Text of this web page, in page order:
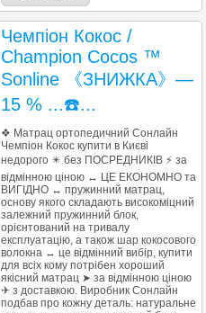
Чемпіон Кокос /
Champion Cocos ™
Sonline 《ЗНИЖКА》—
15 % ...☎️...
❖ Матрац ортопедичний Сонлайн
Чемпіон Кокос купити в Києві
недорого ✴️ без ПОСРЕДНИКІВ ⚡ за
відмінною ціною ↔ ЦЕ ЕКОНОМНО та
ВИГІДНО ↔ пружинний матрац,
основу якого складають високоміцний
залежний пружинний блок,
орієнтований на тривалу
експлуатацію, а також шар кокосового
волокна ↔ це відмінний вибір, купити
для всіх кому потрібен хороший
якісний матрац ➤ за відмінною ціною
✈ з доставкою. Виробник Сонлайн
подбав про кожну деталь: натуральне